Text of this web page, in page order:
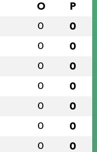
O P
0 0
0 0
0 0
0 0
0 0
0 0
0 0